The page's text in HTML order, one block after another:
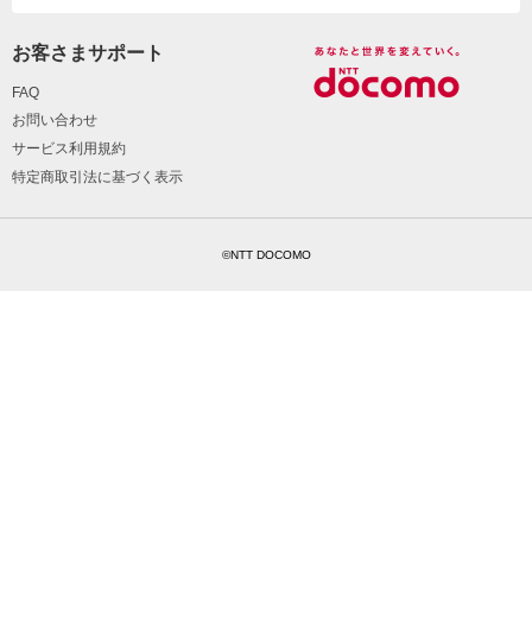
お客さまサポート
FAQ
お問い合わせ
サービス利用規約
特定商取引法に基づく表示
©NTT DOCOMO